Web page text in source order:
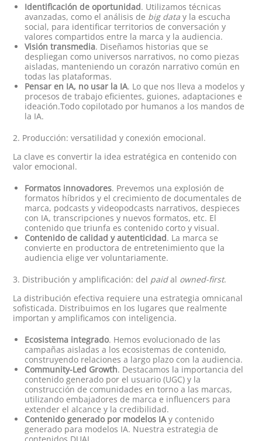
Identificación de oportunidad. Utilizamos técnicas
avanzadas, como el análisis de big data y la escucha
social, para identificar territorios de conversación y
valores compartidos entre la marca y la audiencia.
Visión transmedia. Diseñamos historias que se
despliegan como universos narrativos, no como piezas
aisladas, manteniendo un corazón narrativo común en
todas las plataformas.
Pensar en IA, no usar la IA. Lo que nos lleva a modelos y
procesos de trabajo eficientes, guiones, adaptaciones e
ideación.Todo copilotado por humanos a los mandos de
la IA.
2. Producción: versatilidad y conexión emocional.
La clave es convertir la idea estratégica en contenido con
valor emocional.
Formatos innovadores. Prevemos una explosión de
formatos híbridos y el crecimiento de documentales de
marca, podcasts y videopodcasts narrativos, despieces
con IA, transcripciones y nuevos formatos, etc. El
contenido que triunfa es contenido corto y visual.
Contenido de calidad y autenticidad. La marca se
convierte en productora de entretenimiento que la
audiencia elige ver voluntariamente.
3. Distribución y amplificación: del paidal owned-first.
La distribución efectiva requiere una estrategia omnicanal
sofisticada. Distribuimos en los lugares que realmente
importan y amplificamos con inteligencia.
Ecosistema integrado. Hemos evolucionado de las
campañas aisladas a los ecosistemas de contenido,
construyendo relaciones a largo plazo con la audiencia.
Community-Led Growth. Destacamos la importancia del
contenido generado por el usuario (UGC) y la
construcción de comunidades en torno a las marcas,
utilizando embajadores de marca e influencers para
extender el alcance y la credibilidad.
Contenido generado por modelos IAy contenido
generado para modelos IA. Nuestra estrategia de